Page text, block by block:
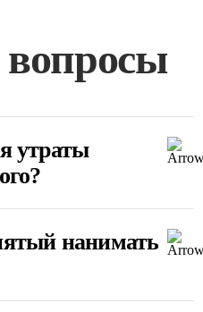
утраты
нанимать